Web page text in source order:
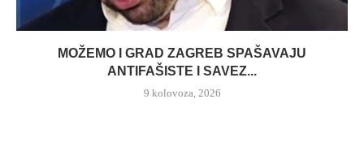
MOŽEMO I GRAD ZAGREB SPAŠAVAJU
ANTIFAŠISTE I SAVEZ...
9 kolovoza, 2026